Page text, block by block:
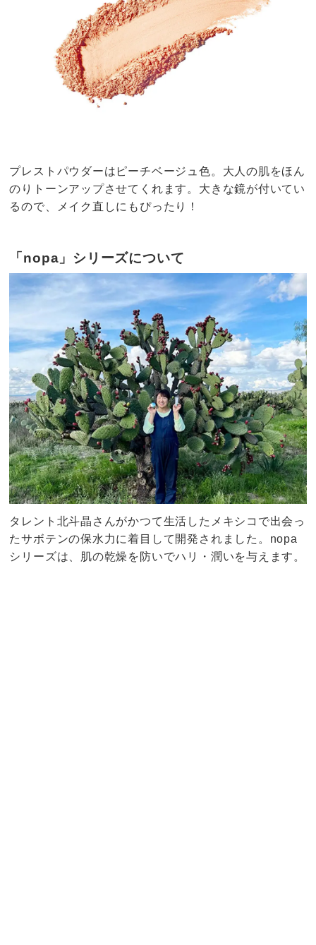
プレストパウダーはピーチベージュ色。大人の肌をほん
のりトーンアップさせてくれます。大きな鏡が付いてい
るので、メイク直しにもぴったり！
「nopa」シリーズについて
タレント北斗晶さんがかつて生活したメキシコで出会っ
たサボテンの保水力に着目して開発されました。nopa
シリーズは、肌の乾燥を防いでハリ・潤いを与えます。